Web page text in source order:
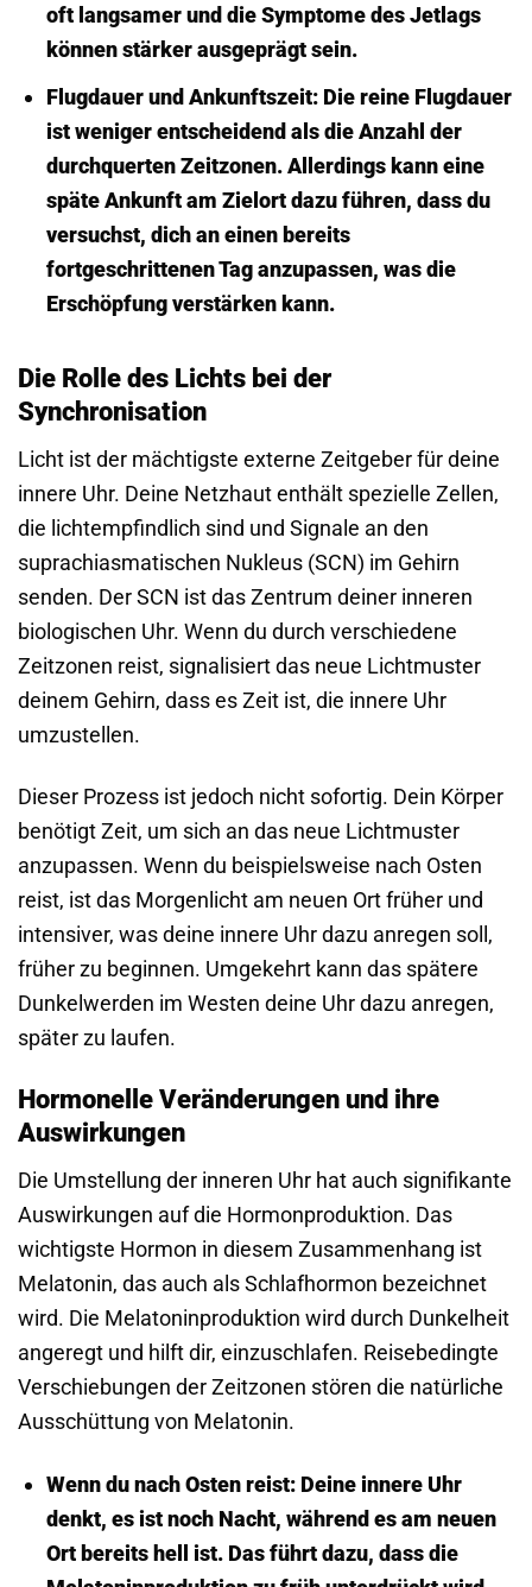
oft langsamer und die Symptome des Jetlags
können stärker ausgeprägt sein.
Flugdauer und Ankunftszeit:Die reine Flugdauer
ist weniger entscheidend als die Anzahl der
durchquerten Zeitzonen. Allerdings kann eine
späte Ankunft am Zielort dazu führen, dass du
versuchst, dich an einen bereits
fortgeschrittenen Tag anzupassen, was die
Erschöpfung verstärken kann.
Die Rolle des Lichts bei der
Synchronisation
Licht ist der mächtigste externe Zeitgeber für deine
innere Uhr. Deine Netzhaut enthält spezielle Zellen,
die lichtempfindlich sind und Signale an den
suprachiasmatischen Nukleus (SCN) im Gehirn
senden. Der SCN ist das Zentrum deiner inneren
biologischen Uhr. Wenn du durch verschiedene
Zeitzonen reist, signalisiert das neue Lichtmuster
deinem Gehirn, dass es Zeit ist, die innere Uhr
umzustellen.
Dieser Prozess ist jedoch nicht sofortig. Dein Körper
benötigt Zeit, um sich an das neue Lichtmuster
anzupassen. Wenn du beispielsweise nach Osten
reist, ist das Morgenlicht am neuen Ort früher und
intensiver, was deine innere Uhr dazu anregen soll,
früher zu beginnen. Umgekehrt kann das spätere
Dunkelwerden im Westen deine Uhr dazu anregen,
später zu laufen.
Hormonelle Veränderungen und ihre
Auswirkungen
Die Umstellung der inneren Uhr hat auch signifikante
Auswirkungen auf die Hormonproduktion. Das
wichtigste Hormon in diesem Zusammenhang ist
Melatonin, das auch als Schlafhormon bezeichnet
wird. Die Melatonin­produktion wird durch Dunkelheit
angeregt und hilft dir, einzuschlafen. Reise­bedingte
Verschiebungen der Zeitzonen stören die natürliche
Ausschüttung von Melatonin.
Wenn du nach Osten reist:Deine innere Uhr
denkt, es ist noch Nacht, während es am neuen
Ort bereits hell ist. Das führt dazu, dass die